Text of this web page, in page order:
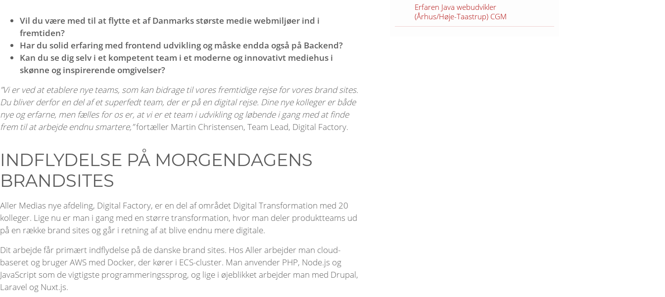
Vil du være med til at flytte et af Danmarks største medie webmiljøer ind i
fremtiden?
Har du solid erfaring med frontend udvikling og måske endda også på Backend?
Kan du se dig selv i et kompetent team i et moderne og innovativt mediehus i
skønne og inspirerende omgivelser?
”Vi er ved at etablere nye teams, som kan bidrage til vores fremtidige rejse for vores brand sites.
Du bliver derfor en del af et superfedt team, der er på en digital rejse. Dine nye kolleger er både
nye og erfarne, men fælles for os er, at vi er et team i udvikling og løbende i gang med at finde
frem til at arbejde endnu smartere,”fortæller Martin Christensen, Team Lead, Digital Factory.
INDFLYDELSE PÅ MORGENDAGENS
BRANDSITES
Aller Medias nye afdeling, Digital Factory, er en del af området Digital Transformation med 20
kolleger. Lige nu er man i gang med en større transformation, hvor man deler produktteams ud
på en række brand sites og går i retning af at blive endnu mere digitale.
Dit arbejde får primært indflydelse på de danske brand sites. Hos Aller arbejder man cloud-
baseret og bruger AWS med Docker, der kører i ECS-cluster. Man anvender PHP, Node.js og
JavaScript som de vigtigste programmeringssprog, og lige i øjeblikket arbejder man med Drupal,
Laravel og Nuxt.js.
Erfaren Java webudvikler
(Århus/Høje-Taastrup) CGM